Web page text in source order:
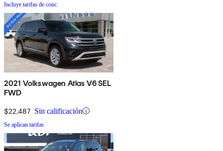
Incluye tarifas de conc.
2021 Volkswagen Atlas V6 SEL
FWD
$22,487 Sin calificación
Se aplican tarifas